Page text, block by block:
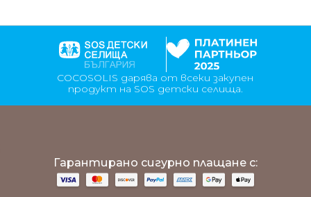
COCOSOLIS дарява от всеки закупен
продукт на SOS детски селища.
Гарантирано сигурно плащане с: